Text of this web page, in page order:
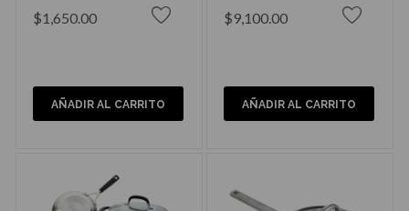
$1,650.00
AÑADIR AL CARRITO
$9,100.00
AÑADIR AL CARRITO